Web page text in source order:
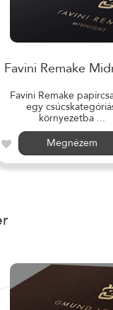
Favini Remake
Favini Remake
egy
környezetba ...
Megnézem